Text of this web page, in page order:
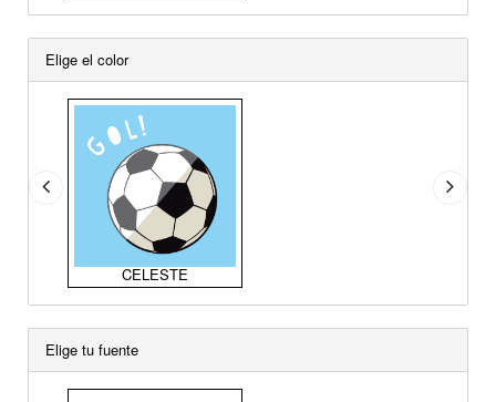
Elige el color
CELESTE
Elige tu fuente